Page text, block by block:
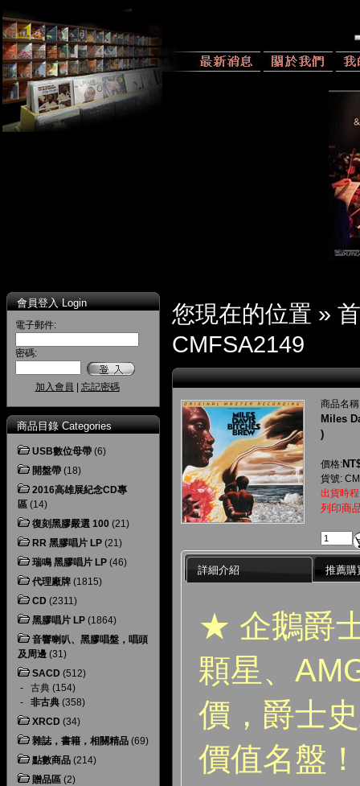
會員登入 Login
電子郵件:
密碼:
加入會員 忘記密碼
商品目錄 Categories
USB數位母帶 (6)
開盤帶 (18)
2016高雄展紀念CD專
區 (14)
復刻黑膠嚴選 100 (21)
RR 黑膠唱片 LP (21)
瑞鳴 黑膠唱片 LP (46)
代理廠牌 (1815)
CD (2311)
黑膠唱片 LP (1864)
音響喇叭、黑膠唱盤，唱頭
及周邊 (31)
SACD (512)
- 古典 (154)
- 非古典 (358)
XRCD (34)
雜誌，書籍，相關精品 (69)
點數商品 (214)
贈品區 (2)
您現在的位置 »
CMFSA2149
商品名
Miles
)
價格:
貨號:
出貨時
列印商
詳細介紹 推薦購
★ 企鵝爵
顆星、
價，爵士
價值名盤 ！